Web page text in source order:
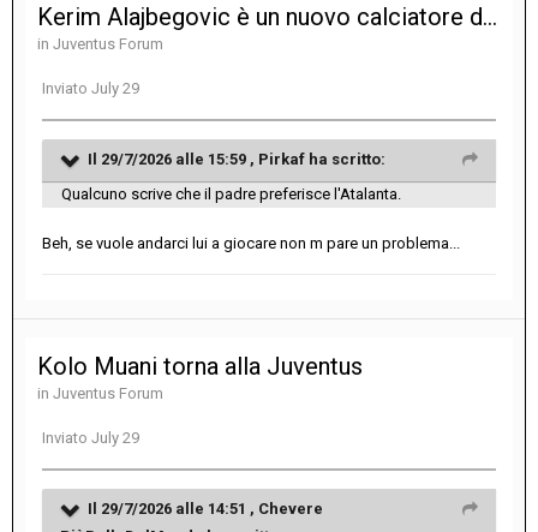
Kerim Alajbegovic è un nuovo calciatore della Juventus
in Juventus Forum
Inviato July 29
Il 29/7/2026 alle 15:59 , Pirkaf ha scritto:
Qualcuno scrive che il padre preferisce l'Atalanta.
Beh, se vuole andarci lui a giocare non m pare un problema...
Kolo Muani torna alla Juventus
in Juventus Forum
Inviato July 29
Il 29/7/2026 alle 14:51 , Chevere